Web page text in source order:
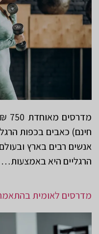
חינם) כאבים בכפות
אנשים רבים בארץ
הרגליים היא באמצעות…
מדרסים לאומית